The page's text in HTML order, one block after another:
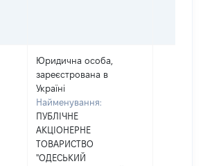
Юридична особа,
зареєстрована в
Україні
Найменування:
ПУБЛІЧНЕ
АКЦІОНЕРНЕ
ТОВАРИСТВО
"ОДЕСЬКИЙ